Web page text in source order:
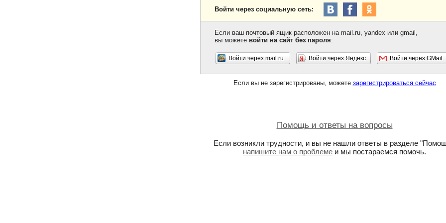
Войти через социальную сеть:
Если ваш почтовый ящик расположен на mail.ru, yandex или gmail,
вы можете войти на сайт без пароля:
Войти через mail.ru Войти через Яндекс Войти через GMail
Если вы не зарегистрированы, можете зарегистрироваться сейчас
Помощь и ответы на вопросы
Если возникли трудности, и вы не нашли ответы в разделе
напишите нам о проблеме и мы постараемся помочь.